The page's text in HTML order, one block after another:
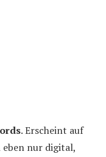
. Erscheint auf
eben nur digital,